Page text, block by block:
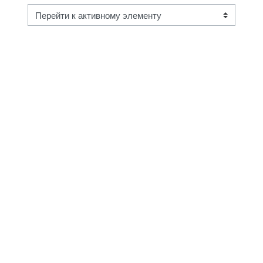
Перейти к активному элементу